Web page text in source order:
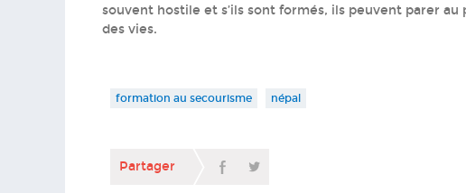
souvent hostile et s’ils sont formés, ils peuvent parer
des vies.
formation au secourisme népal
Partager